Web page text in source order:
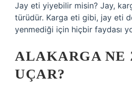
Jay eti yiyebilir misin? Jay,
türüdür. Karga eti gibi, jay eti
yenmediği için hiçbir faydası
ALAKARGA NE
UÇAR?